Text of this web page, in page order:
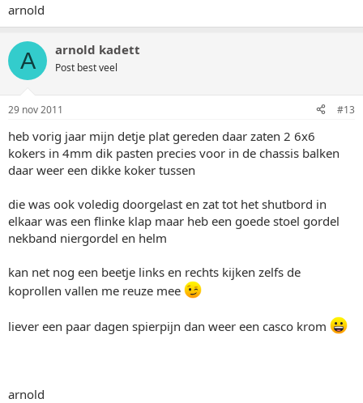
arnold
A arnold kadett
Post best veel
29 nov 2011 #13
heb vorig jaar mijn detje plat gereden daar zaten 2 6x6
kokers in 4mm dik pasten precies voor in de chassis balken
daar weer een dikke koker tussen
die was ook voledig doorgelast en zat tot het shutbord in
elkaar was een flinke klap maar heb een goede stoel gordel
nekband niergordel en helm
kan net nog een beetje links en rechts kijken zelfs de
koprollen vallen me reuze mee
liever een paar dagen spierpijn dan weer een casco krom
arnold